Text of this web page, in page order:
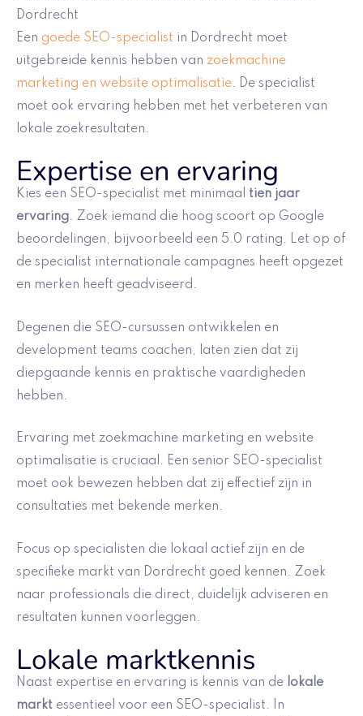
Dordrecht
Een goede SEO-specialist in Dordrecht moet
uitgebreide kennis hebben van zoekmachine
marketing en website optimalisatie. De specialist
moet ook ervaring hebben met het verbeteren van
lokale zoekresultaten.
Expertise en ervaring
Kies een SEO-specialist met minimaal tien jaar
ervaring. Zoek iemand die hoog scoort op Google
beoordelingen, bijvoorbeeld een 5.0 rating. Let op of
de specialist internationale campagnes heeft opgezet
en merken heeft geadviseerd.
Degenen die SEO-cursussen ontwikkelen en
development teams coachen, laten zien dat zij
diepgaande kennis en praktische vaardigheden
hebben.
Ervaring met zoekmachine marketing en website
optimalisatie is cruciaal. Een senior SEO-specialist
moet ook bewezen hebben dat zij effectief zijn in
consultaties met bekende merken.
Focus op specialisten die lokaal actief zijn en de
specifieke markt van Dordrecht goed kennen. Zoek
naar professionals die direct, duidelijk adviseren en
resultaten kunnen voorleggen.
Lokale marktkennis
Naast expertise en ervaring is kennis van de lokale
markt essentieel voor een SEO-specialist. In